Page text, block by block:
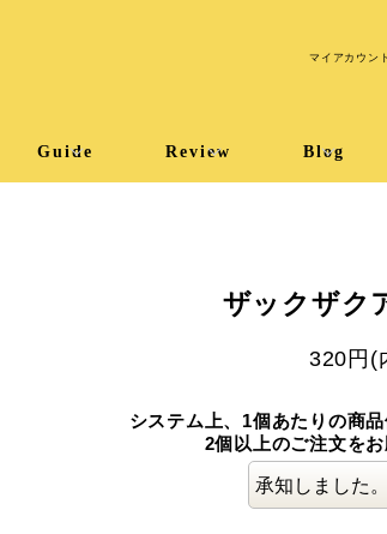
Guide Review Blog
マイアカウント
ザックザク
320円(
システム上、1個あたりの商
2個以上のご注文をお